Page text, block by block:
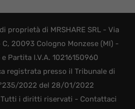
proprietà di MRSHARE SRL - Via
C, 20093 Cologno Monzese (MI) -
Partita I.V.A. 10216150960
registrata presso il Tribunale di
2022 del 28/01/2022
i diritti riservati - Contattaci